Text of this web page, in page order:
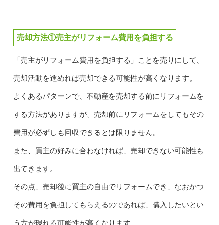
売却方法①売主がリフォーム費用を負担する
「売主がリフォーム費用を負担する」ことを売りにして、
売却活動を進めれば売却できる可能性が高くなります。
よくあるパターンで、不動産を売却する前にリフォームを
する方法がありますが、売却前にリフォームをしてもその
費用が必ずしも回収できるとは限りません。
また、買主の好みに合わなければ、売却できない可能性も
出てきます。
その点、売却後に買主の自由でリフォームでき、なおかつ
その費用を負担してもらえるのであれば、購入したいとい
う方が現れる可能性が高くなります。